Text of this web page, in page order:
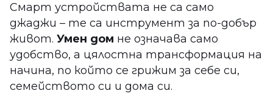
Смарт устройствата не са само
джаджи – те са инструмент за по-добър
живот. Умен дом не означава само
удобство, а цялостна трансформация на
начина, по който се грижим за себе си,
семейството си и дома си.